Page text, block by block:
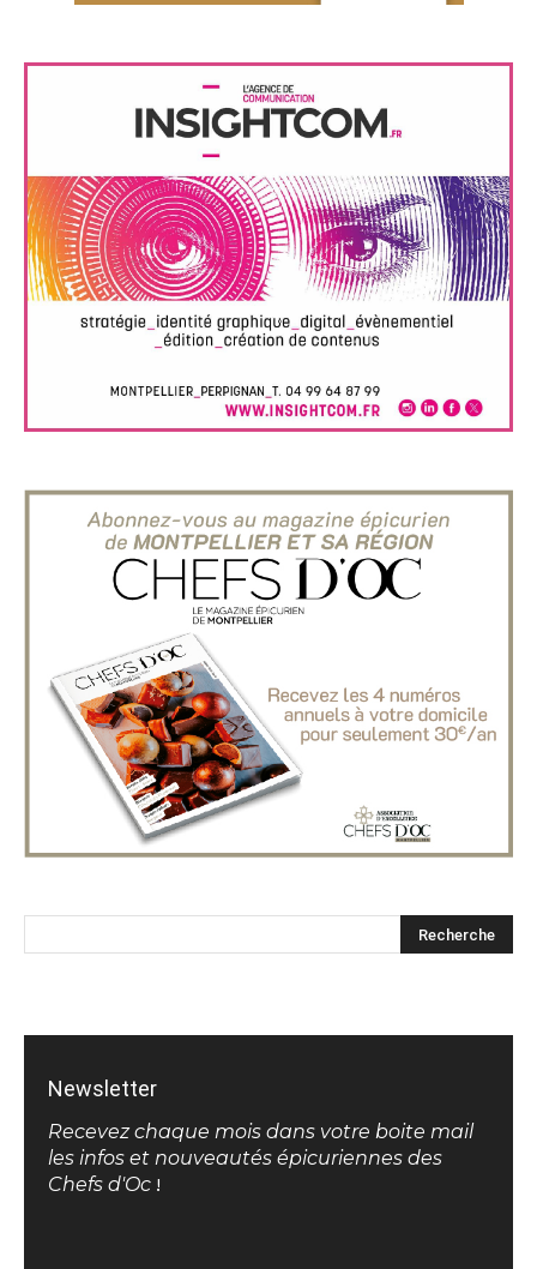
Newsletter
Recevez chaque mois dans votre boite mail
les infos et nouveautés épicuriennes des
Chefs d'Oc !